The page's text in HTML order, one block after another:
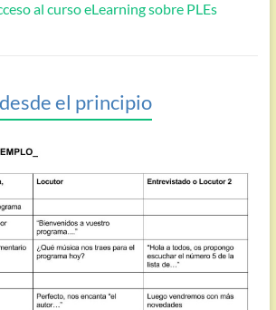
al curso eLearning sobre PLEs
el principio